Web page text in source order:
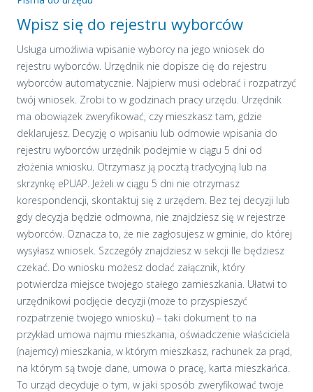
Wpisz się do rejestru wyborców
Usługa umożliwia wpisanie wyborcy na jego wniosek do
rejestru wyborców. Urzędnik nie dopisze cię do rejestru
wyborców automatycznie. Najpierw musi odebrać i rozpatrzyć
twój wniosek. Zrobi to w godzinach pracy urzędu. Urzędnik
ma obowiązek zweryfikować, czy mieszkasz tam, gdzie
deklarujesz. Decyzję o wpisaniu lub odmowie wpisania do
rejestru wyborców urzędnik podejmie w ciągu 5 dni od
złożenia wniosku. Otrzymasz ją pocztą tradycyjną lub na
skrzynkę ePUAP. Jeżeli w ciągu 5 dni nie otrzymasz
korespondencji, skontaktuj się z urzędem. Bez tej decyzji lub
gdy decyzja będzie odmowna, nie znajdziesz się w rejestrze
wyborców. Oznacza to, że nie zagłosujesz w gminie, do której
wysyłasz wniosek. Szczegóły znajdziesz w sekcji Ile będziesz
czekać. Do wniosku możesz dodać załącznik, który
potwierdza miejsce twojego stałego zamieszkania. Ułatwi to
urzędnikowi podjęcie decyzji (może to przyspieszyć
rozpatrzenie twojego wniosku) – taki dokument to na
przykład umowa najmu mieszkania, oświadczenie właściciela
(najemcy) mieszkania, w którym mieszkasz, rachunek za prąd,
na którym są twoje dane, umowa o pracę, karta mieszkańca.
To urząd decyduje o tym, w jaki sposób zweryfikować twoje